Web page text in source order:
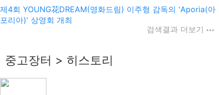
제4회 YOUNG花DREAM(영화드림) 이주형 감독의 'Aporia(아
포리아)' 상영회 개최
검색결과 더보기
중고장터 > 히스토리